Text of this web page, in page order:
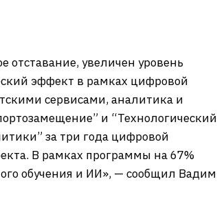
увеличен уровень
эффект в рамках цифровой
сервисами, аналитика и
и “Технологический
за три года цифровой
В рамках программы на 67%
обучения и ИИ», — сообщил Вадим